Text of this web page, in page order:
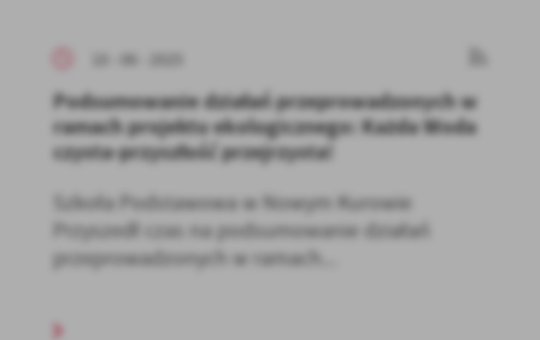
Podsumowanie działań przeprowadzonych w
ramach projektu ekologicznego: Każda Woda
czysta-przyszłość przejrzysta!
Szkoła Podstawowa w Nowym Kurowie
Przyszedł czas na podsumowanie działań
przeprowadzonych w ramach...